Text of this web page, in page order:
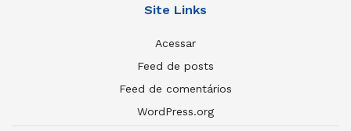
Site Links
Acessar
Feed de posts
Feed de comentários
WordPress.org